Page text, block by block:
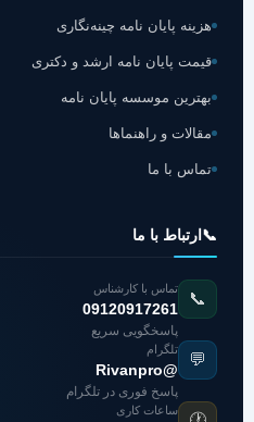
هزینه پایان نامه چینه‌نگاری
قیمت پایان نامه ارشد و دکتری
بهترین موسسه پایان نامه
مقالات و راهنماها
تماس با ما
📞 ارتباط با ما
📞
تماس با کارشناس
09120917261
پاسخگویی سریع
💬
تلگرام
@Rivanpro
پاسخ فوری در تلگرام
ساعات کاری